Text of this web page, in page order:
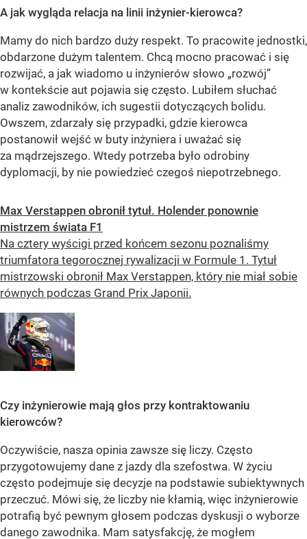
A jak wygląda relacja na linii inżynier-kierowca?
Mamy do nich bardzo duży respekt. To pracowite jednostki,
obdarzone dużym talentem. Chcą mocno pracować i się
rozwijać, a jak wiadomo u inżynierów słowo „rozwój”
w kontekście aut pojawia się często. Lubiłem słuchać
analiz zawodników, ich sugestii dotyczących bolidu.
Owszem, zdarzały się przypadki, gdzie kierowca
postanowił wejść w buty inżyniera i uważać się
za mądrzejszego. Wtedy potrzeba było odrobiny
dyplomacji, by nie powiedzieć czegoś niepotrzebnego.
Max Verstappen obronił tytuł. Holender ponownie
mistrzem świata F1
Na cztery wyścigi przed końcem sezonu poznaliśmy
triumfatora tegorocznej rywalizacji w Formule 1. Tytuł
mistrzowski obronił Max Verstappen, który nie miał sobie
równych podczas Grand Prix Japonii.
Czy inżynierowie mają głos przy kontraktowaniu
kierowców?
Oczywiście, nasza opinia zawsze się liczy. Często
przygotowujemy dane z jazdy dla szefostwa. W życiu
często podejmuje się decyzje na podstawie subiektywnych
przeczuć. Mówi się, że liczby nie kłamią, więc inżynierowie
potrafią być pewnym głosem podczas dyskusji o wyborze
danego zawodnika. Mam satysfakcję, że mogłem